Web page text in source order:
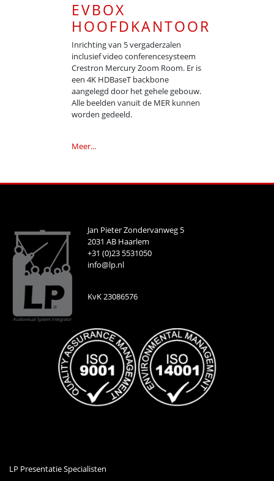
EVBOX
HOOFDKANTOOR
Inrichting van 5 vergaderzalen
inclusief video conferencesysteem
Crestron Mercury Zoom Room. Er is
een 4K HDBaseT backbone
aangelegd door het gehele gebouw.
Alle beelden vanuit de MER kunnen
worden gedeeld.
Meer...
Jan Pieter Zondervanweg 5
2031 AB Haarlem
+31 (0)23 5531050
info@lp.nl
KvK 23086576
LP Presentatie Specialisten